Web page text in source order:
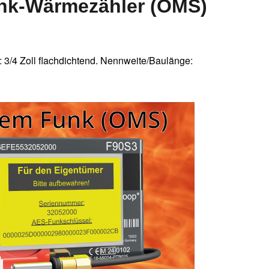
Wärmezähler (OMS)
4 Zoll flachdichtend. Nennweite/Baulänge: